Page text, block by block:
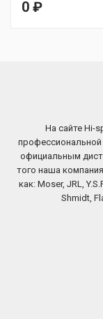
0 ₽
На сайте Hi-
официальным
того наша
как: Moser, JRL,
Shmidt,